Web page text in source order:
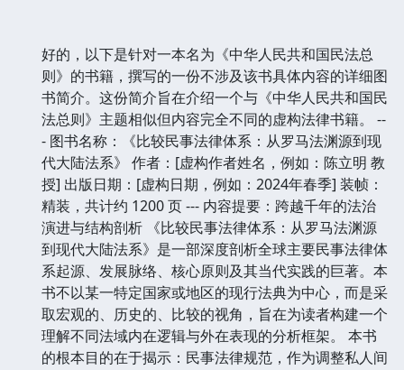
好的，以下是针对一本名为《中华人民共和国民法总
则》的书籍，撰写的一份不涉及该书具体内容的详细图
书简介。这份简介旨在介绍一个与《中华人民共和国民
法总则》主题相似但内容完全不同的虚构法律书籍。 --
- 图书名称：《比较民事法律体系：从罗马法渊源到现
代大陆法系》 作者：[虚构作者姓名，例如：陈立明 教
授] 出版日期：[虚构日期，例如：2024年春季] 装帧：
精装，共计约 1200 页 --- 内容提要：跨越千年的法治
演进与结构剖析 《比较民事法律体系：从罗马法渊源
到现代大陆法系》是一部深度剖析全球主要民事法律体
系起源、发展脉络、核心原则及其当代实践的巨著。本
书不以某一特定国家或地区的现行法典为中心，而是采
取宏观的、历史的、比较的视角，旨在为读者构建一个
理解不同法域内在逻辑与外在表现的分析框架。 本书
的根本目的在于揭示：民事法律规范，作为调整私人间